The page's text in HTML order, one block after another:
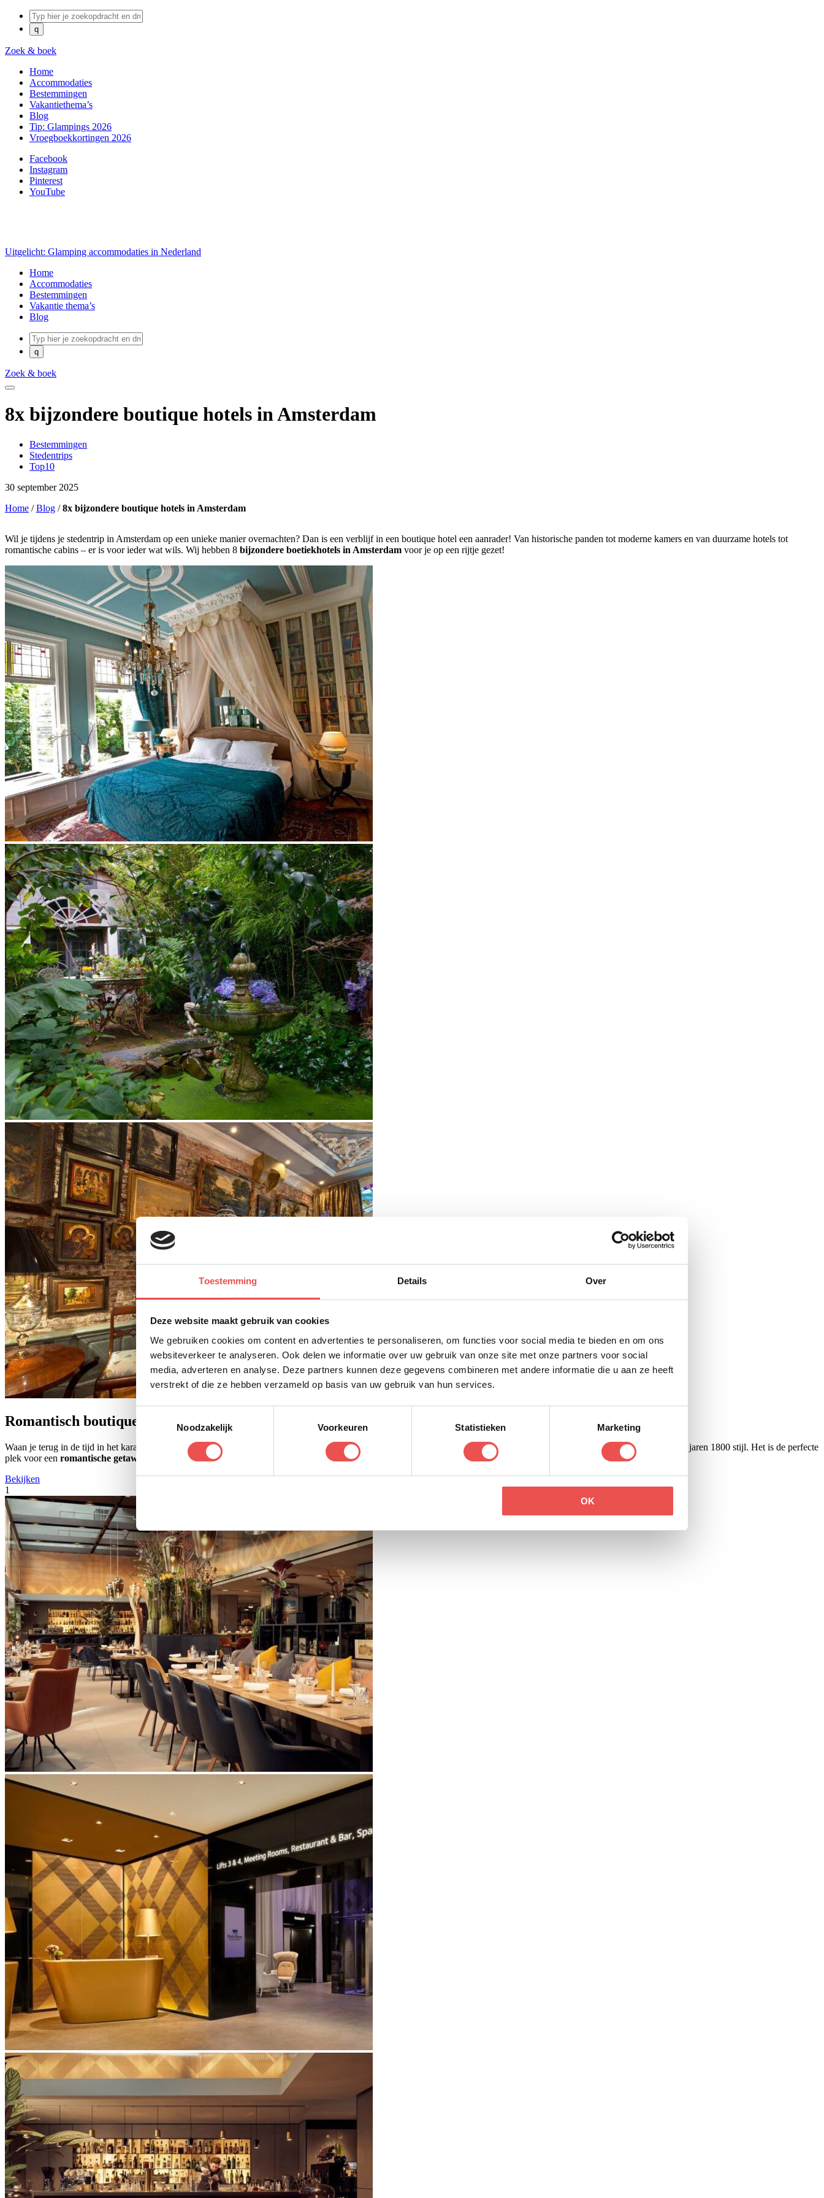
Toestemming Details Over
Deze website maakt gebruik van cookies
We gebruiken cookies om content en advertenties te personaliseren, om functies voor social media te bieden en om ons
websiteverkeer te analyseren. Ook delen we informatie over uw gebruik van onze site met onze partners voor social
media, adverteren en analyse. Deze partners kunnen deze gegevens combineren met andere informatie die u aan ze heeft
verstrekt of die ze hebben verzameld op basis van uw gebruik van hun services.
Noodzakelijk
Voorkeuren Statistieken Marketing
OK
Zoek & boek
Home
Accommodaties
Bestemmingen
Vakantiethema’s
Blog
Tip: Glampings 2026
Vroegboekkortingen 2026
Facebook
Instagram
Pinterest
YouTube
Uitgelicht: Glamping accommodaties in Nederland
Home
Accommodaties
Bestemmingen
Vakantie thema’s
Blog
Zoek & boek
8x bijzondere boutique hotels in Amsterdam
Bestemmingen
Stedentrips
Top10
30 september 2025
Home /Blog /8x bijzondere boutique hotels in Amsterdam
Wil je tijdens je stedentrip in Amsterdam op een unieke manier overnachten? Dan is een verblijf in een boutique hotel een aanrader! Van historische panden tot moderne kamers en van duurzame hotels tot
romantische cabins – er is voor ieder wat wils. Wij hebben 8 bijzondere boetiekhotels in Amsterdam voor je op een rijtje gezet!
Romantisch boutique hotel
Waan je terug in de tijd in het karakteristieke boutique hotel Breitner House, met uitzicht op het Oosterpark. Het hotel is gevestigd in een Amsterdam herenhuis en ingericht in de jaren 1800 stijl. Het is de perfecte
plek voor een romantische getaway.
Bekijken
1